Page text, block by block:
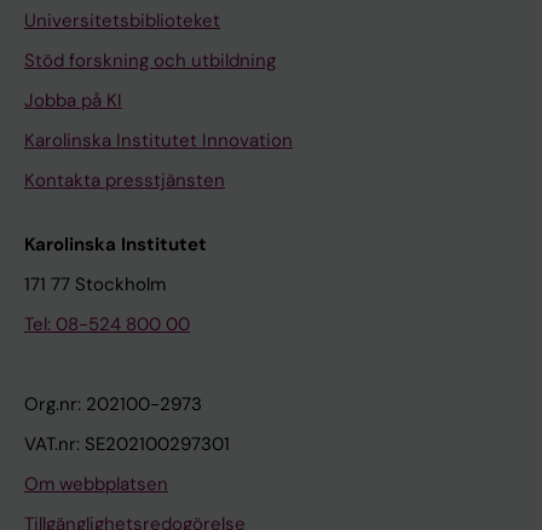
Universitetsbiblioteket
Stöd forskning och utbildning
Jobba på KI
Karolinska Institutet Innovation
Kontakta presstjänsten
Karolinska Institutet
171 77 Stockholm
Tel: 08-524 800 00
Org.nr: 202100-2973
VAT.nr: SE202100297301
Om webbplatsen
Tillgänglighetsredogörelse